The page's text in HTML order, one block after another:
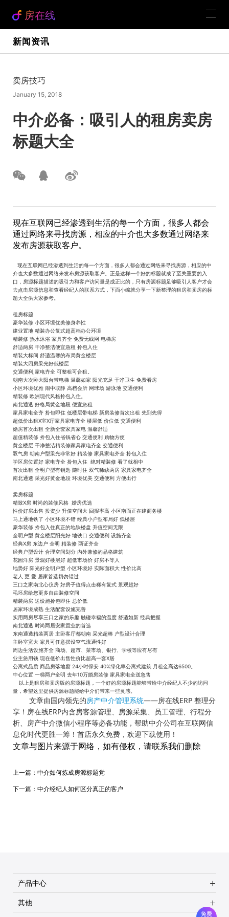
房在线
新闻资讯
卖房技巧
January 15, 2018
中介必备：吸引人的租房卖房
标题大全
现在互联网已经渗透到生活的每一个方面，很多人都会
通过网络来寻找房源，相应的中介也大多数通过网络来
发布房源获取客户。
现在互联网已经渗透到生活的每一个方面，很多人都会通过网络来寻找房源，相应的中
介也大多数通过网络来发布房源获取客户。正是这样一个好的标题就成了至关重要的入
口，房源标题描述的吸引力和客户访问量是成正比的，只有房源标题足够吸引人客户才会
去点击房源信息和查看经纪人的联系方式，下面小编就分享一下新整理的租房和卖房的标
题大全供大家参考。
租房标题
豪华装修 小区环境优美修身养性
建业置地 精装办公复式超高档办公环境
精装修 热水沐浴 家具齐全 免费无线网 电梯房
舒适两房 干净整洁便宜急租 拎包入住
精装大标间 舒适温馨的布局黄金楼层
精装大四房采光好低楼层
交通便利,家电齐全 可整租可合租。
朝南大次卧大阳台带电梯 温馨如家 阳光充足 干净卫生 免费看房
小区环境优雅 闹中取静 高档会所 网球场 游泳池 交通便利
精装修 欧洲现代风格拎包入住。
南北通透 好格局黄金地段 便宜急租
家具家电全齐 拎包即住 低楼层带电梯 新房装修首次出租 先到先得
超低价出租X室X厅家具家电齐全 楼层低 价位低 交通便利
婚房首次出租 全新全套家具家电 温馨舒适
超值精装修 拎包入住省钱省心 交通便利 购物方便
黄金楼层 干净整洁精装修家具家电齐全 交通便利
双气房 朝南户型采光非常好 精装修 家具家电齐全 拎包入住
学区房位置好 家电齐全 拎包入住 绝对精装修 看了就相中
首次出租 全明户型有钥匙 随时住 双气稀缺两房 家具家电齐全
南北通透 采光好黄金地段 环境优美 交通便利 方便出行
卖房标题
精致X房 时尚的装修风格 婚房优选
性价好房出售 投资少 升值空间大 回报率高 小区南面正在建商务楼
马上通地铁了 小区环境不错 经典小户型布局好 低楼层
豪华装修 拎包入住真正的地铁楼盘 升值空间无限
全明户型 黄金楼层阳光好 地铁口 交通便利 设施齐全
经典X房 东边户 全明 精装修 两证齐全
经典户型设计 合理空间划分 内外兼修的品格建筑
花园洋房 景观好楼层好 超低市场价 好房不等人
地势好 阳光好全明户型 小区环境好 实际面积大 性价比高
老人 更 爱 居家首选切勿错过
三口之家南北心仪房 好房子值得点击稀有复式 景观超好
毛坯房给您更多自由装修空间
精装两房 送设施拎包即住 总价低
居家环境成熟 生活配套设施完善
实用两房尽享三口之家的乐趣 触碰幸福的温度 舒适如新 经典把握
南北通透 时尚两居安家置业的首选
东南通透精装两居 主卧客厅都朝南 采光超棒 户型设计合理
主卧室宽大 家具可任意摆设空气流通性好
周边生活设施齐全 商场、超市、菜市场、银行、学校等应有尽有
业主急用钱 现在低价出售性价比超高一套X居
公寓式品质 商品房落地窗 24小时保安 40%绿化率公寓式建筑 月租金高达6500。
中心位置 一梯两户全明 去年10万婚房装修 家具家电全送急售
以上是租房和卖房版的房源标题，一个好的房源标题能够带给中介经纪人不少的访问
量，希望这里提供房源标题能给中介们带来一些灵感。
文章由国内领先的房产中介管理系统——房在线ERP 整理分
享！房在线ERP内含房客源管理、房源采集、员工管理、行程分
析、房产中介微信小程序等必备功能，帮助中介公司在互联网信
息化时代更胜一筹！首店永久免费，欢迎下载使用！
文章与图片来源于网络，如有侵权，请联系我们删除
上一篇： 中介如何炼成房源标题党
下一篇： 中介经纪人如何区分真正的客户
产品中心
其他